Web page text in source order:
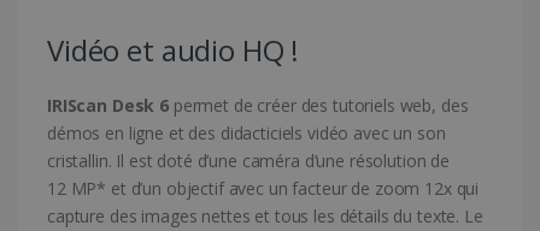
Vidéo et audio HQ !
IRIScan Desk 6permet de créer des tutoriels web, des
démos en ligne et des didacticiels vidéo avec un son
cristallin. Il est doté d’une caméra d’une résolution de
12 MP* et d’un objectif avec un facteur de zoom 12x qui
capture des images nettes et tous les détails du texte. Le